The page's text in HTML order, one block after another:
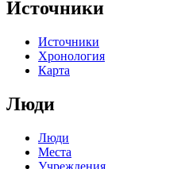
Источники
Источники
Хронология
Карта
Люди
Люди
Места